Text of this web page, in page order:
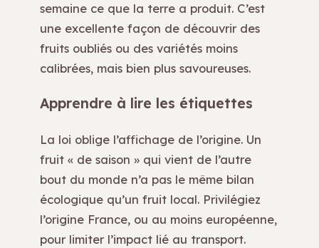
semaine ce que la terre a produit. C’est
une excellente façon de découvrir des
fruits oubliés ou des variétés moins
calibrées, mais bien plus savoureuses.
Apprendre à lire les étiquettes
La loi oblige l’affichage de l’origine. Un
fruit « de saison » qui vient de l’autre
bout du monde n’a pas le même bilan
écologique qu’un fruit local. Privilégiez
l’origine France, ou au moins européenne,
pour limiter l’impact lié au transport.